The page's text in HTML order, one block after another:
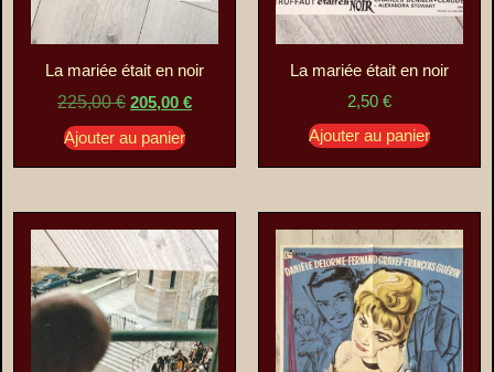
La mariée était en noir
225,00€ 205,00 €
Ajouter au panier
La mariée était en noir
2,50 €
Ajouter au panier